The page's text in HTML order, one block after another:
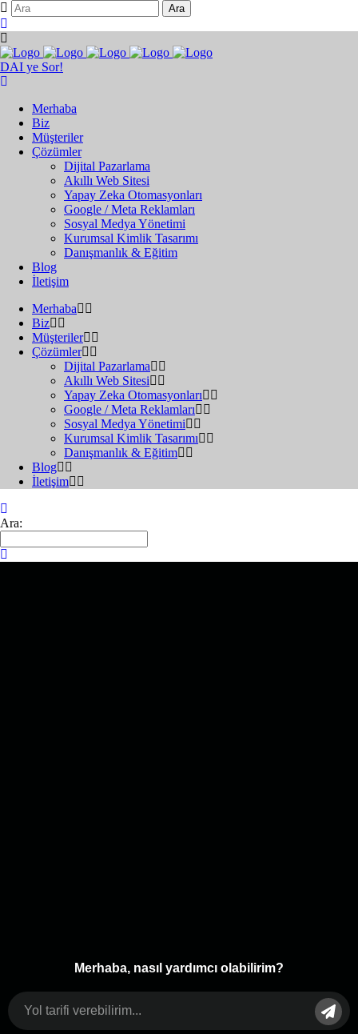
DAI ye Sor!
Merhaba
Biz
Müşteriler
Çözümler
Dijital Pazarlama
Akıllı Web Sitesi
Yapay Zeka Otomasyonları
Google / Meta Reklamları
Sosyal Medya Yönetimi
Kurumsal Kimlik Tasarımı
Danışmanlık & Eğitim
Blog
İletişim
Merhaba
Biz
Müşteriler
Çözümler
Dijital Pazarlama
Akıllı Web Sitesi
Yapay Zeka Otomasyonları
Google / Meta Reklamları
Sosyal Medya Yönetimi
Kurumsal Kimlik Tasarımı
Danışmanlık & Eğitim
Blog
İletişim
Ara:
Merhaba, nasıl yardımcı olabilirim?